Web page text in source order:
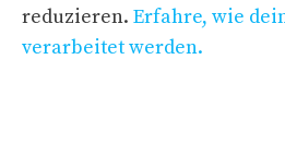
reduzieren. Erfahre, wie
verarbeitet werden.